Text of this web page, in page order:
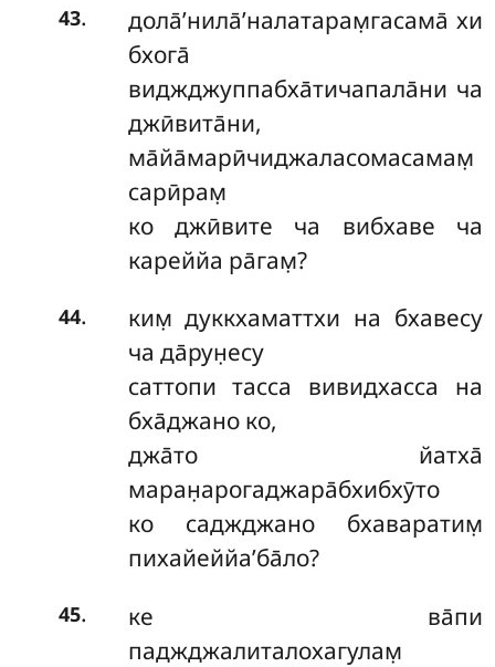
43.
дола̄’нила̄’налатарам̣гасама̄ хи
бхога̄
виджджуппабха̄тичапала̄ни ча
джӣвита̄ни,
ма̄йа̄марӣчиджаласомасамам̣
сарӣрам̣
ко джӣвите ча вибхаве ча
кареййа ра̄гам̣?
44.
ким̣ дуккхаматтхи на бхавесу
ча да̄рун̣есу
саттопи тасса вивидхасса на
бха̄джано ко,
джа̄то йатха̄
маран̣арогаджара̄бхибхӯто
ко саджджано бхаваратим̣
пихайеййа’ба̄ло?
45.
ке ва̄пи
паджджалиталохагулам̣